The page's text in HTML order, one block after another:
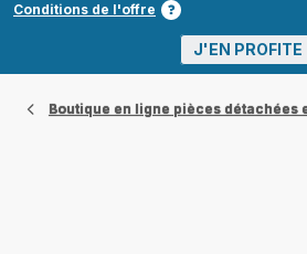
Conditions de l'offre
J'EN PROFITE
Boutique en ligne pièces détachées